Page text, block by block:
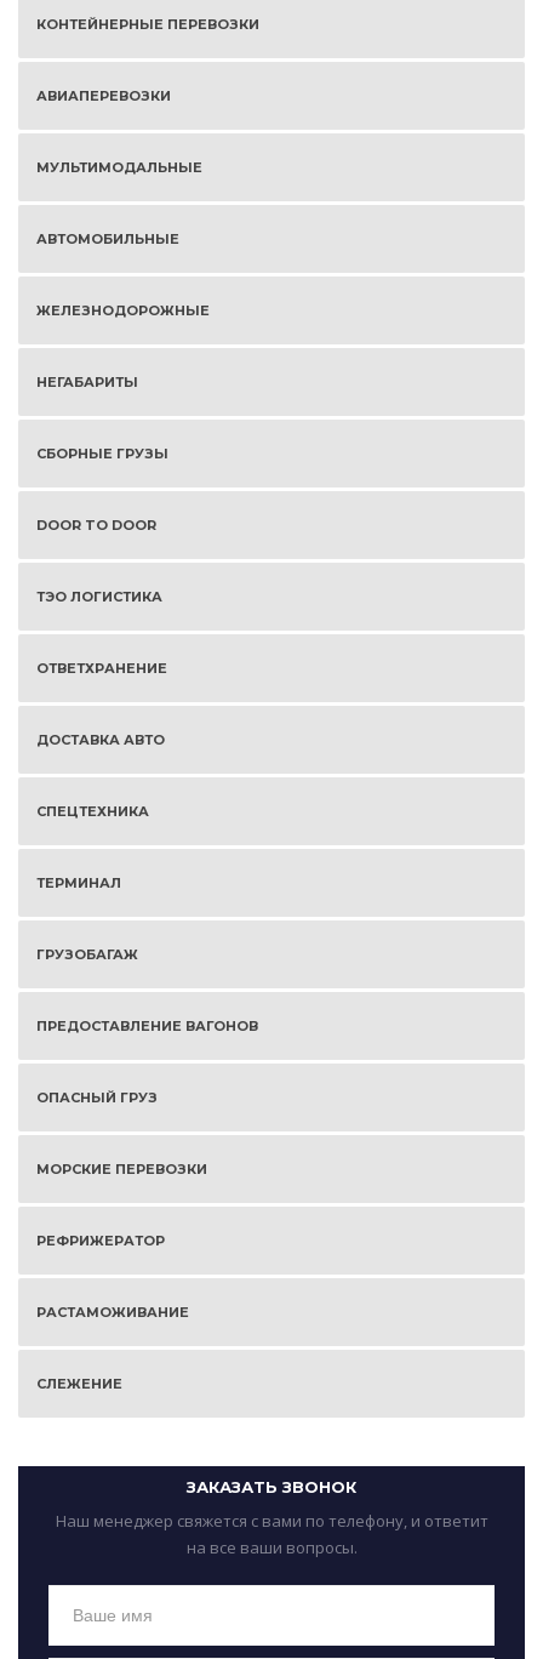
КОНТЕЙНЕРНЫЕ ПЕРЕВОЗКИ
АВИАПЕРЕВОЗКИ
МУЛЬТИМОДАЛЬНЫЕ
АВТОМОБИЛЬНЫЕ
ЖЕЛЕЗНОДОРОЖНЫЕ
НЕГАБАРИТЫ
СБОРНЫЕ ГРУЗЫ
DOOR TO DOOR
ТЭО ЛОГИСТИКА
ОТВЕТХРАНЕНИЕ
ДОСТАВКА АВТО
СПЕЦТЕХНИКА
ТЕРМИНАЛ
ГРУЗОБАГАЖ
ПРЕДОСТАВЛЕНИЕ ВАГОНОВ
ОПАСНЫЙ ГРУЗ
МОРСКИЕ ПЕРЕВОЗКИ
РЕФРИЖЕРАТОР
РАСТАМОЖИВАНИЕ
СЛЕЖЕНИЕ
ЗАКАЗАТЬ ЗВОНОК
Наш менеджер свяжется с вами по телефону, и ответит
на все ваши вопросы.